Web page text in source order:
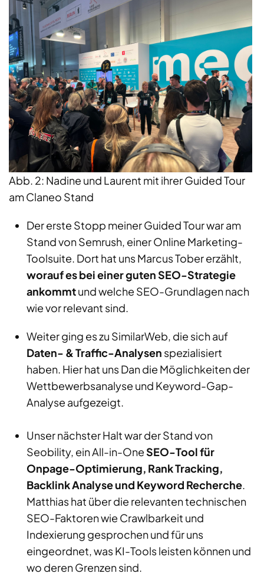
Abb. 2: Nadine und Laurent mit ihrer Guided Tour
am Claneo Stand
Der erste Stopp meiner Guided Tour war am
Stand von Semrush, einer Online Marketing-
Toolsuite. Dort hat uns Marcus Tober erzählt,
worauf es bei einer guten SEO-Strategie
ankommtund welche SEO-Grundlagen nach
wie vor relevant sind.
Weiter ging es zu SimilarWeb, die sich auf
Daten- & Traffic-Analysen spezialisiert
haben. Hier hat uns Dan die Möglichkeiten der
Wettbewerbsanalyse und Keyword-Gap-
Analyse aufgezeigt.
Unser nächster Halt war der Stand von
Seobility, ein All-in-OneSEO-Tool für
Onpage-Optimierung, Rank Tracking,
Backlink Analyse und Keyword Recherche.
Matthias hat über die relevanten technischen
SEO-Faktoren wie Crawlbarkeit und
Indexierung gesprochen und für uns
eingeordnet, was KI-Tools leisten können und
wo deren Grenzen sind.